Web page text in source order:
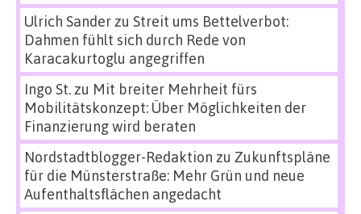
Ulrich Sanderzu Streit ums Bettelverbot:
Dahmen fühlt sich durch Rede von
Karacakurtoglu angegriffen
Ingo St.zu Mit breiter Mehrheit fürs
Mobilitätskonzept: Über Möglichkeiten der
Finanzierung wird beraten
Nordstadtblogger-Redaktion zu Zukunftspläne
für die Münsterstraße: Mehr Grün und neue
Aufenthaltsflächen angedacht